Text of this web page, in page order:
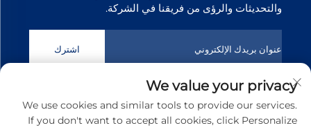
والتحديثات والرؤى من فريقنا في الشركة.
اشترك
حقوق الطبع والنشر © 2025 شركة دونغقوان تيانجي لتكنولوجيا نقل
الحركة المحدودة. جميع الحقوق محفوظةسياسة الخصوصية
We value your privacy
We use cookies and similar tools to provide our services.
If you don't want to accept all cookies, click Personalize